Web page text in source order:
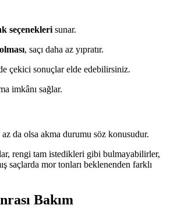
seçenekleri sunar.
, saçı daha az yıpratır.
çekici sonuçlar elde edebilirsiniz.
imkânı sağlar.
az da olsa akma durumu söz konusudur.
rengi tam istedikleri gibi bulmayabilirler,
saçlarda mor tonları beklenenden farklı
Bakım